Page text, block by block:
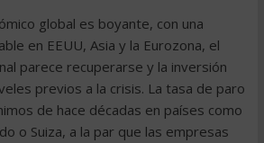
global es boyante, con una
en EEUU, Asia y la Eurozona, el
parece recuperarse y la inversión
previos a la crisis. La tasa de paro
de hace décadas en países como
o Suiza, a la par que las empresas